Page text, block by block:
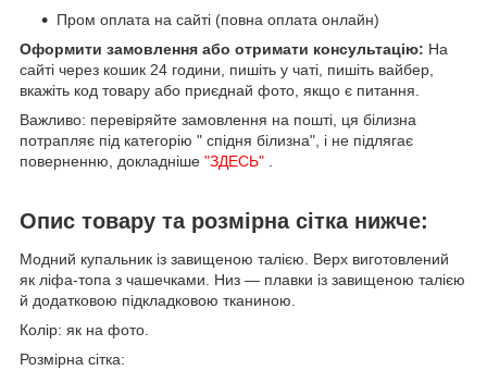
Пром оплата на сайті (повна оплата онлайн)
Оформити замовлення або отримати консультацію: На
сайті через кошик 24 години, пишіть у чаті, пишіть вайбер,
вкажіть код товару або приєднай фото, якщо є питання.
Важливо: перевіряйте замовлення на пошті, ця білизна
потрапляє під категорію " спідня білизна", і не підлягає
поверненню, докладніше "ЗДЕСЬ"
Опис товару та розмірна сітка нижче:
Модний купальник із завищеною талією. Верх виготовлений
як ліфа-топа з чашечками. Низ — плавки із завищеною талією
й додатковою підкладковою тканиною.
Колір: як на фото.
Розмірна сітка: